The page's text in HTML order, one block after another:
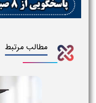
مطالب مرتبط